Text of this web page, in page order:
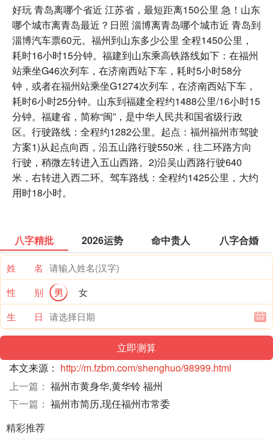
好玩 青岛离哪个省近 江苏省，最短距离150公里 急！山东
哪个城市离青岛最近？日照 淄博离青岛哪个城市近 青岛到
淄博汽车票60元。福州到山东多少公里 全程1450公里，
耗时16小时15分钟。福建到山东乘高铁路线如下：在福州
站乘坐G46次列车，在济南西站下车，耗时5小时58分
钟，或者在福州站乘坐G1274次列车，在济南西站下车，
耗时6小时25分钟。山东到福建全程约1488公里/16小时15
分钟。福建省，简称“闽”，是中华人民共和国省级行政
区。行驶路线：全程约1282公里。起点：福州福州市驾驶
方案1)从起点向西，沿五山路行驶550米，往二环路方向
行驶，稍微左转进入五山西路。2)沿吴山西路行驶640
米，右转进入西二环。驾车路线：全程约1425公里，大约
用时18小时。
八字精批 2026运势 命中贵人 八字合婚
姓 名
性 别
男
女
生 日
本文来源： http://m.fzbm.com/shenghuo/98999.html
上一篇： 福州市黄身华,黄华铃 福州
下一篇： 福州市简历,现任福州市常委
精彩推荐